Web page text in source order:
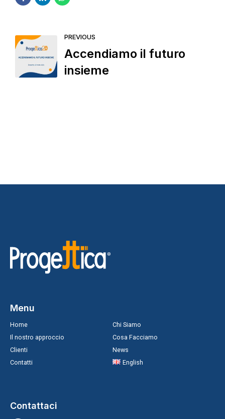
PREVIOUS
Accendiamo il futuro
insieme
Menu
Home
Chi Siamo
Il nostro approccio
Cosa Facciamo
Clienti
News
Contatti
English
Contattaci